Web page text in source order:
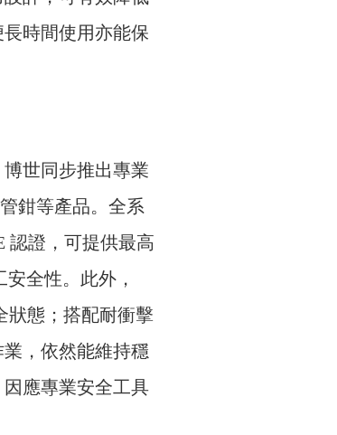
時間使用亦能保
世同步推出專業
鉗等產品。全系
認證，可提供最高
全性。此外，
狀態；搭配耐衝擊
，依然能維持穩
應專業安全工具